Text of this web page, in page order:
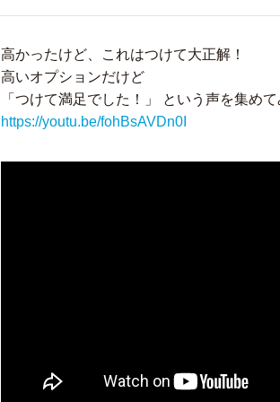
高かったけど、これはつけて大正解！
高いオプションだけど
「つけて満足でした！」 という声を集めて
https://youtu.be/fohBsAVDn0I